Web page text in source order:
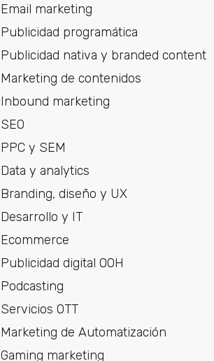
Email marketing
Publicidad programática
Publicidad nativa y branded content
Marketing de contenidos
Inbound marketing
SEO
PPC y SEM
Data y analytics
Branding, diseño y UX
Desarrollo y IT
Ecommerce
Publicidad digital OOH
Podcasting
Servicios OTT
Marketing de Automatización
Gaming marketing